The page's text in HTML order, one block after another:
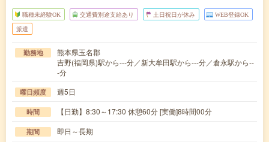
職種未経験OK 交通費別途支給あり 土日祝日が休み WEB登録OK
派遣
勤務地
熊本県玉名郡
吉野(福岡県)駅から---分／新大牟田駅から---分／倉永駅から--
-分
曜日頻度 週5日
時間 【日勤】8:30～17:30 休憩60分 [実働]8時間00分
期間 即日～長期